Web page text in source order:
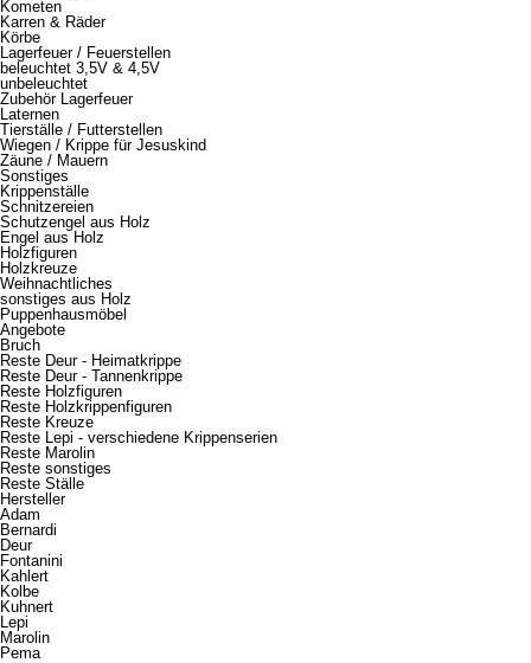
Kometen
Karren & Räder
Körbe
Lagerfeuer / Feuerstellen
beleuchtet 3,5V & 4,5V
unbeleuchtet
Zubehör Lagerfeuer
Laternen
Tierställe / Futterstellen
Wiegen / Krippe für Jesuskind
Zäune / Mauern
Sonstiges
Krippenställe
Schnitzereien
Schutzengel aus Holz
Engel aus Holz
Holzfiguren
Holzkreuze
Weihnachtliches
sonstiges aus Holz
Puppenhausmöbel
Angebote
Bruch
Reste Deur - Heimatkrippe
Reste Deur - Tannenkrippe
Reste Holzfiguren
Reste Holzkrippenfiguren
Reste Kreuze
Reste Lepi - verschiedene Krippenserien
Reste Marolin
Reste sonstiges
Reste Ställe
Hersteller
Adam
Bernardi
Deur
Fontanini
Kahlert
Kolbe
Kuhnert
Lepi
Marolin
Pema